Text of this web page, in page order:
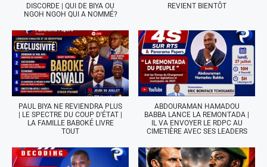
DISCORDE | QUI DE BIYA OU
NGOH NGOH QUI A NOMMÉ?
REVIENT BIENTÔT
PAUL BIYA NE REVIENDRA PLUS
| LE SPECTRE DU COUP D'ÉTAT |
LA FAMILLE BABOKÉ LIVRE
TOUT
ABDOURAMAN HAMADOU
BABBA LANCE LA REMONTADA |
IL VA ENVOYER LE RDPC AU
CIMETIÈRE AVEC SES LEADERS